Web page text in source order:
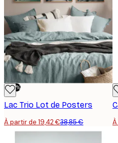
-50%
Lac Trio Lot de Posters
À partir de 19,42 €38,85 €
-